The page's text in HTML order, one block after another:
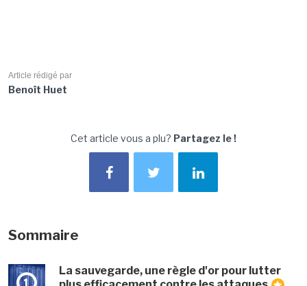
Article rédigé par
Benoît Huet
Cet article vous a plu? Partagez le !
Sommaire
La sauvegarde, une règle d'or pour lutter